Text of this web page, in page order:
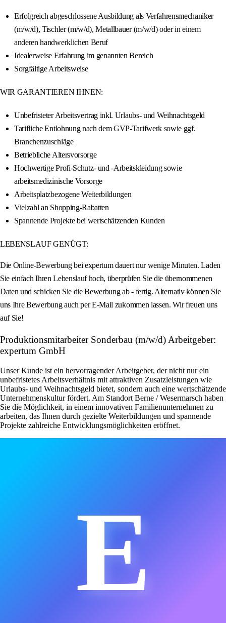
Erfolgreich abgeschlossene Ausbildung als Verfahrensmechaniker
(m/w/d), Tischler (m/w/d), Metallbauer (m/w/d) oder in einem
anderen handwerklichen Beruf
Idealerweise Erfahrung im genannten Bereich
Sorgfältige Arbeitsweise
WIR GARANTIEREN IHNEN:
Unbefristeter Arbeitsvertrag inkl. Urlaubs- und Weihnachtsgeld
Tarifliche Entlohnung nach dem GVP-Tarifwerk sowie ggf.
Branchenzuschläge
Betriebliche Altersvorsorge
Hochwertige Profi-Schutz- und -Arbeitskleidung sowie
arbeitsmedizinische Vorsorge
Arbeitsplatzbezogene Weiterbildungen
Vielzahl an Shopping-Rabatten
Spannende Projekte bei wertschätzenden Kunden
LEBENSLAUF GENÜGT:
Die Online-Bewerbung bei expertum dauert nur wenige Minuten. Laden
Sie einfach Ihren Lebenslauf hoch, überprüfen Sie die übernommenen
Daten und schicken Sie die Bewerbung ab - fertig. Alternativ können Sie
uns Ihre Bewerbung auch per E-Mail zukommen lassen. Wir freuen uns
auf Sie!
Produktionsmitarbeiter Sonderbau (m/w/d) Arbeitgeber:
expertum GmbH
Unser Kunde ist ein hervorragender Arbeitgeber, der nicht nur ein
unbefristetes Arbeitsverhältnis mit attraktiven Zusatzleistungen wie
Urlaubs- und Weihnachtsgeld bietet, sondern auch eine wertschätzende
Unternehmenskultur fördert. Am Standort Berne / Wesermarsch haben
Sie die Möglichkeit, in einem innovativen Familienunternehmen zu
arbeiten, das Ihnen durch gezielte Weiterbildungen und spannende
Projekte zahlreiche Entwicklungsmöglichkeiten eröffnet.
E